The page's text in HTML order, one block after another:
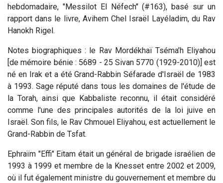
hebdomadaire, "Messilot El Néfech" (#163), basé sur un
rapport dans le livre, Avihem Chel Israël Layéladim, du Rav
Hanokh Rigel.
Notes biographiques : le Rav Mordékhaï Tséma’h Eliyahou
[de mémoire bénie : 5689 - 25 Sivan 5770 (1929-2010)] est
né en Irak et a été Grand-Rabbin Séfarade d'Israël de 1983
à 1993. Sage réputé dans tous les domaines de l'étude de
la Torah, ainsi que Kabbaliste reconnu, il était considéré
comme l'une des principales autorités de la loi juive en
Israël. Son fils, le Rav Chmouel Eliyahou, est actuellement le
Grand-Rabbin de Tsfat.
Ephraïm "Effi" Eitam était un général de brigade israélien de
1993 à 1999 et membre de la Knesset entre 2002 et 2009,
où il fut également ministre du gouvernement et membre du